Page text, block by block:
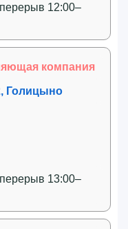
12:00–
компания
Голицыно
13:00–